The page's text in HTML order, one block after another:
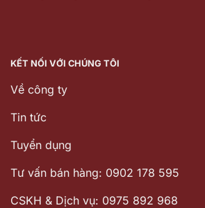
KẾT NỐI VỚI CHÚNG TÔI
Về công ty
Tin tức
Tuyển dụng
Tư vấn bán hàng: 0902 178 595
CSKH & Dịch vụ: 0975 892 968